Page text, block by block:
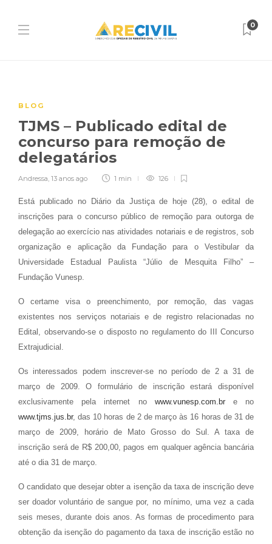
0
BLOG
TJMS – Publicado edital de
concurso para remoção de
delegatários
Andressa, 13 anos ago 1 min 126
Está publicado no Diário da Justiça de hoje (28), o edital de
inscrições para o concurso público de remoção para outorga de
delegação ao exercício nas atividades notariais e de registros, sob
organização e aplicação da Fundação para o Vestibular da
Universidade Estadual Paulista “Júlio de Mesquita Filho” –
Fundação Vunesp.
O certame visa o preenchimento, por remoção, das vagas
existentes nos serviços notariais e de registro relacionadas no
Edital, observando-se o disposto no regulamento do III Concurso
Extrajudicial.
Os interessados podem inscrever-se no período de 2 a 31 de
março de 2009. O formulário de inscrição estará disponível
exclusivamente pela internet no www.vunesp.com.bre no
www.tjms.jus.br, das 10 horas de 2 de março às 16 horas de 31 de
março de 2009, horário de Mato Grosso do Sul. A taxa de
inscrição será de R$ 200,00, pagos em qualquer agência bancária
até o dia 31 de março.
O candidato que desejar obter a isenção da taxa de inscrição deve
ser doador voluntário de sangue por, no mínimo, uma vez a cada
seis meses, durante dois anos. As formas de procedimento para
obtenção da isenção do pagamento da taxa de inscrição estão no